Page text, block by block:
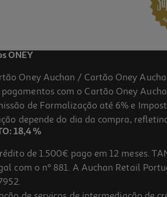
ONEY
Oney Auchan / Cartão Oney
com o Cartão Oney
de Formalização até 6% e
depende do dia da compra,
18,4 %
de 1.500€ pago em 12 meses.
com o nº 881. A Auchan Retail